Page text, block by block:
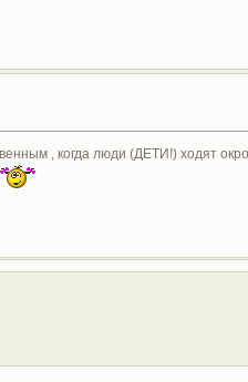
, когда люди (ДЕТИ!) ходят